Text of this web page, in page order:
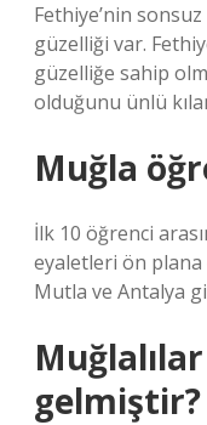
Fethiye’nin
güzelliği var.
güzelliğe sahip
olduğunu ünlü
Muğla
İlk 10 öğrenci
eyaletleri ön plana
Mutla ve Antalya
gelmiştir?